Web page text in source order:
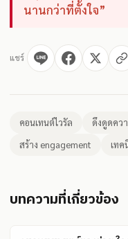
นานกว่าที่ตั้งใจ”
แชร์
คอนเทนต์ไวรัล ดึงดูดคว
สร้าง engagement
เท
บทความที่เกี่ยวข้อง